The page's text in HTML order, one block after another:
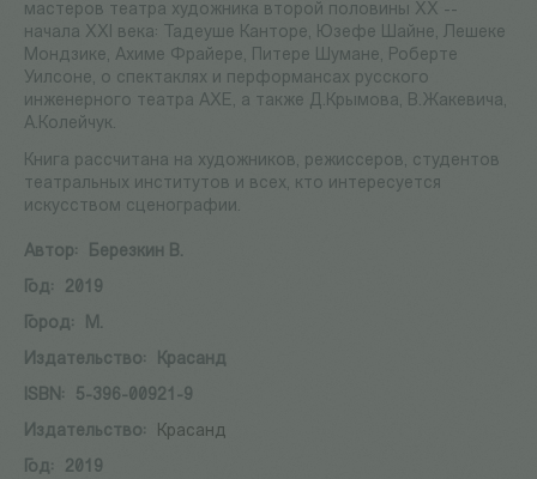
мастеров театра художника второй половины ХХ --
начала ХХI века: Тадеуше Канторе, Юзефе Шайне, Лешеке
Мондзике, Ахиме Фрайере, Питере Шумане, Роберте
Уилсоне, о спектаклях и перформансах русского
инженерного театра АХЕ, а также Д.Крымова, В.Жакевича,
А.Колейчук.
Книга рассчитана на художников, режиссеров, студентов
театральных институтов и всех, кто интересуется
искусством сценографии.
Автор:
Березкин В.
Год:
2019
Город:
М.
Издательство:
Красанд
ISBN:
5-396-00921-9
Издательство:
Красанд
Год:
2019